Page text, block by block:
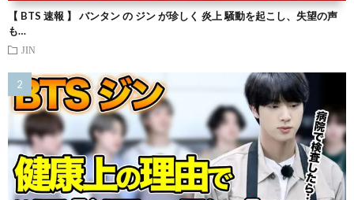
【 BTS 速報 】 バンタン の ジン が珍しく 炎上 騒動を起こし、失望の声
も…
JIN